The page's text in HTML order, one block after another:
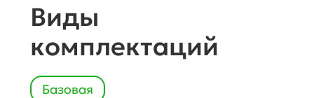
Виды
комплектаций
Базовая